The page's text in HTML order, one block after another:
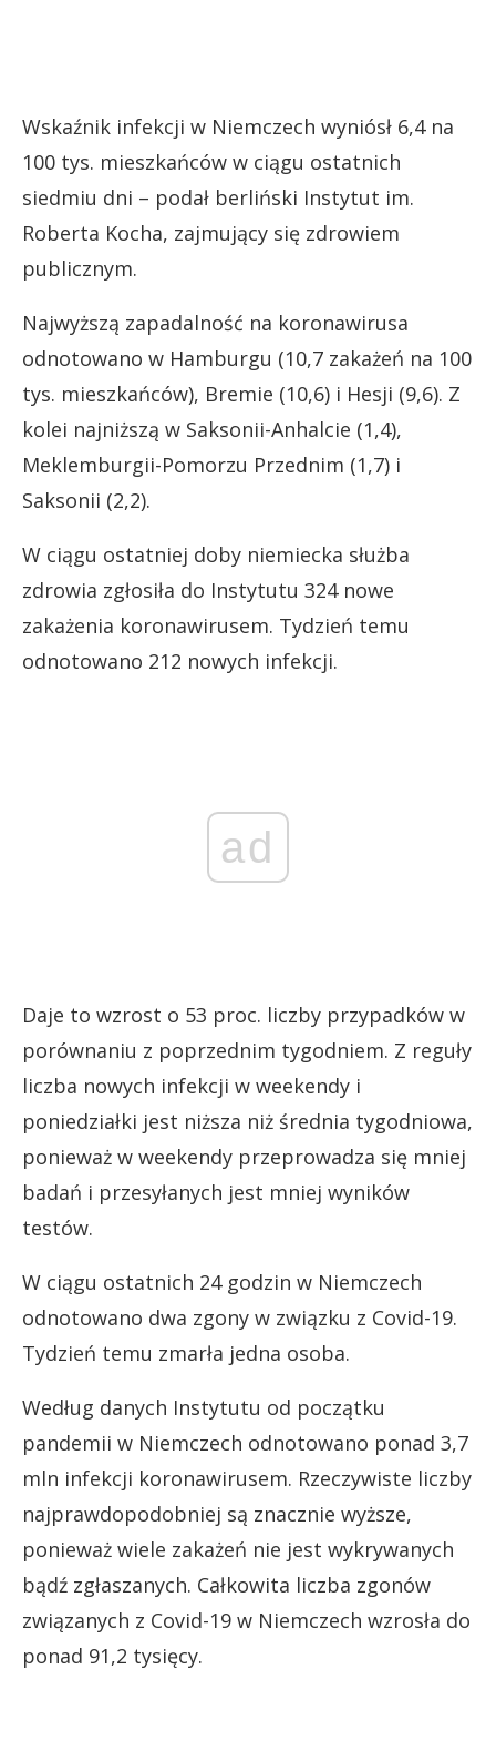
Wskaźnik infekcji w Niemczech wyniósł 6,4 na
100 tys. mieszkańców w ciągu ostatnich
siedmiu dni – podał berliński Instytut im.
Roberta Kocha, zajmujący się zdrowiem
publicznym.
Najwyższą zapadalność na koronawirusa
odnotowano w Hamburgu (10,7 zakażeń na 100
tys. mieszkańców), Bremie (10,6) i Hesji (9,6). Z
kolei najniższą w Saksonii-Anhalcie (1,4),
Meklemburgii-Pomorzu Przednim (1,7) i
Saksonii (2,2).
W ciągu ostatniej doby niemiecka służba
zdrowia zgłosiła do Instytutu 324 nowe
zakażenia koronawirusem. Tydzień temu
odnotowano 212 nowych infekcji.
ad
Daje to wzrost o 53 proc. liczby przypadków w
porównaniu z poprzednim tygodniem. Z reguły
liczba nowych infekcji w weekendy i
poniedziałki jest niższa niż średnia tygodniowa,
ponieważ w weekendy przeprowadza się mniej
badań i przesyłanych jest mniej wyników
testów.
W ciągu ostatnich 24 godzin w Niemczech
odnotowano dwa zgony w związku z Covid-19.
Tydzień temu zmarła jedna osoba.
Według danych Instytutu od początku
pandemii w Niemczech odnotowano ponad 3,7
mln infekcji koronawirusem. Rzeczywiste liczby
najprawdopodobniej są znacznie wyższe,
ponieważ wiele zakażeń nie jest wykrywanych
bądź zgłaszanych. Całkowita liczba zgonów
związanych z Covid-19 w Niemczech wzrosła do
ponad 91,2 tysięcy.